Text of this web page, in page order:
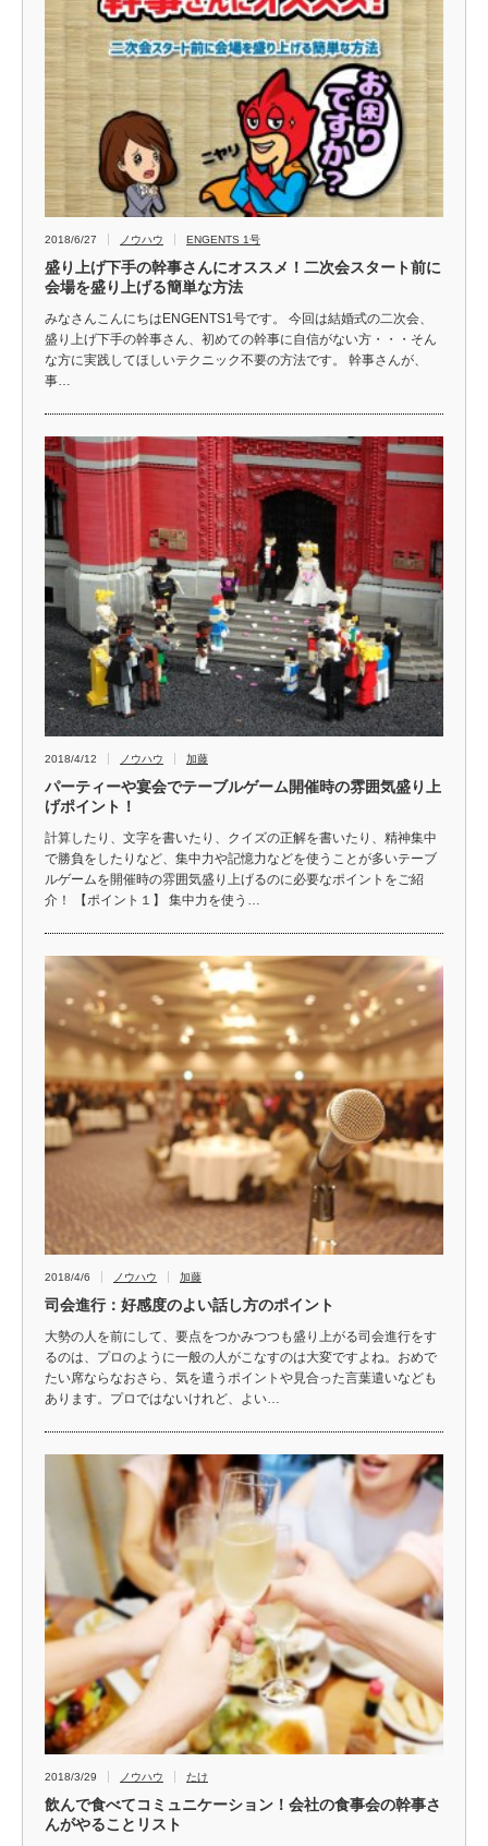
2018/6/27 ノウハウ ENGENTS 1号
盛り上げ下手の幹事さんにオススメ！二次会スタート前に
会場を盛り上げる簡単な方法
みなさんこんにちはENGENTS1号です。 今回は結婚式の二次会、
盛り上げ下手の幹事さん、初めての幹事に自信がない方・・・そん
な方に実践してほしいテクニック不要の方法です。 幹事さんが、
事…
2018/4/12 ノウハウ 加藤
パーティーや宴会でテーブルゲーム開催時の雰囲気盛り上
げポイント！
計算したり、文字を書いたり、クイズの正解を書いたり、精神集中
で勝負をしたりなど、集中力や記憶力などを使うことが多いテーブ
ルゲームを開催時の雰囲気盛り上げるのに必要なポイントをご紹
介！ 【ポイント１】 集中力を使う…
2018/4/6 ノウハウ 加藤
司会進行：好感度のよい話し方のポイント
大勢の人を前にして、要点をつかみつつも盛り上がる司会進行をす
るのは、プロのように一般の人がこなすのは大変ですよね。おめで
たい席ならなおさら、気を遣うポイントや見合った言葉遣いなども
あります。プロではないけれど、よい…
2018/3/29 ノウハウ たけ
飲んで食べてコミュニケーション！会社の食事会の幹事さ
んがやることリスト